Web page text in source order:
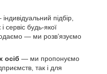
підбір,
сервіс будь-якої
— ми розв’язуємо
осіб — ми пропонуємо
так і для